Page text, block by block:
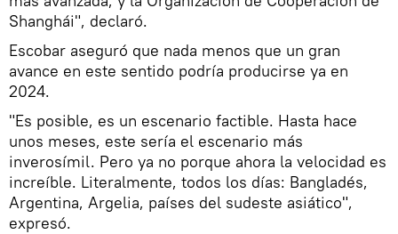
Shanghái", declaró.
Escobar aseguró que nada menos que un gran
avance en este sentido podría producirse ya en
2024.
"Es posible, es un escenario factible. Hasta hace
unos meses, este sería el escenario más
inverosímil. Pero ya no porque ahora la velocidad es
increíble. Literalmente, todos los días: Bangladés,
Argentina, Argelia, países del sudeste asiático",
expresó.